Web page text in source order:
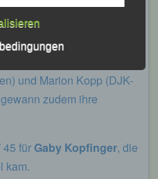
bzw. drei Runden zu
sichSabrina
und Marion Kopp (DJK-
zudem ihre
45 fürGaby Kopfinger, die
kam.
oder andere
Person, dem
Auftragsverarbeiter
die unter der
des
des
befugt sind, die
Daten zu verarbeiten.
der betroffenen